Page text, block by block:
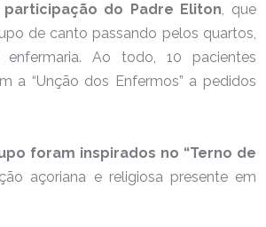
do Padre Eliton, que
de canto passando pelos quartos,
Ao todo, 10 pacientes
a “Unção dos Enfermos” a pedidos
foram inspirados no “Terno de
açoriana e religiosa presente em